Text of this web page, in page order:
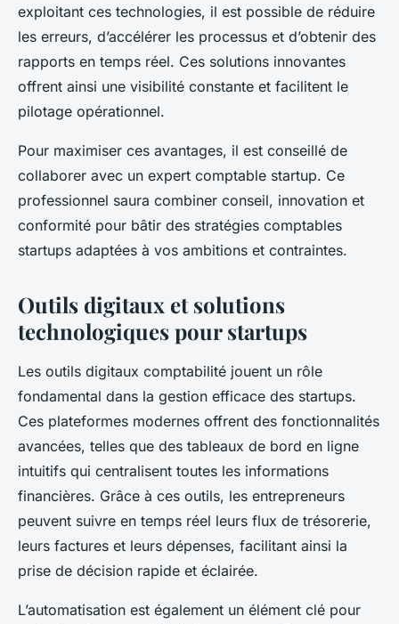
exploitant ces technologies, il est possible de réduire
les erreurs, d’accélérer les processus et d’obtenir des
rapports en temps réel. Ces solutions innovantes
offrent ainsi une visibilité constante et facilitent le
pilotage opérationnel.
Pour maximiser ces avantages, il est conseillé de
collaborer avec un expert comptable startup. Ce
professionnel saura combiner conseil, innovation et
conformité pour bâtir des stratégies comptables
startups adaptées à vos ambitions et contraintes.
Outils digitaux et solutions
technologiques pour startups
Les outils digitaux comptabilité jouent un rôle
fondamental dans la gestion efficace des startups.
Ces plateformes modernes offrent des fonctionnalités
avancées, telles que des tableaux de bord en ligne
intuitifs qui centralisent toutes les informations
financières. Grâce à ces outils, les entrepreneurs
peuvent suivre en temps réel leurs flux de trésorerie,
leurs factures et leurs dépenses, facilitant ainsi la
prise de décision rapide et éclairée.
L’automatisation est également un élément clé pour